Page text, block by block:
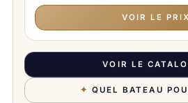
VOIR LE PRIX
VOIR LE
✦ QUEL BATEAU